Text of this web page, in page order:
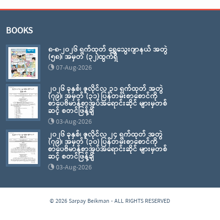
BOOKS
၈-၈-၂၀၂၆ ရက်ထုတ် ရွှေသွေးဂျာနယ် အတွဲ
(၅၈)၊ အမှတ် (၃၂)ထွက်ရှိ
07-Aug-2026
၂၀၂၆ ခုနှစ်၊ ဇူလိုင်လ ၃၁ ရက်ထုတ် အတွဲ
(၇၉)၊ အမှတ် (၃၁) ပြန်တမ်းစာစောင်ကို
စာပေဗိမာန်စာအုပ်အရောင်းဆိုင် များမှတစ်
ဆင့် စတင်ဖြန့်ချိ
03-Aug-2026
၂၀၂၆ ခုနှစ်၊ ဇူလိုင်လ ၂၄ ရက်ထုတ် အတွဲ
(၇၉)၊ အမှတ် (၃၀) ပြန်တမ်းစာစောင်ကို
စာပေဗိမာန်စာအုပ်အရောင်းဆိုင် များမှတစ်
ဆင့် စတင်ဖြန့်ချိ
03-Aug-2026
© 2026 Sarpay Beikman - ALL RIGHTS RESERVED